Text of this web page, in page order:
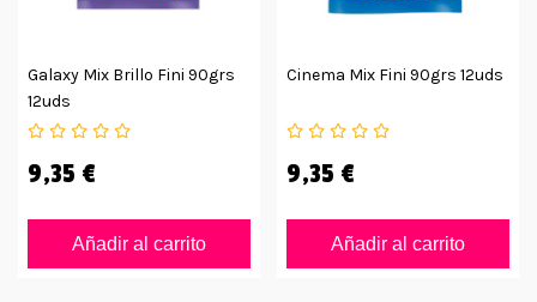
Galaxy Mix Brillo Fini 90grs
12uds
9,35 €
Añadir al carrito
Cinema Mix Fini 90grs 12uds
9,35 €
Añadir al carrito